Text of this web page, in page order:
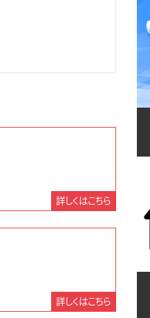
詳しくはこちら
詳しくはこちら